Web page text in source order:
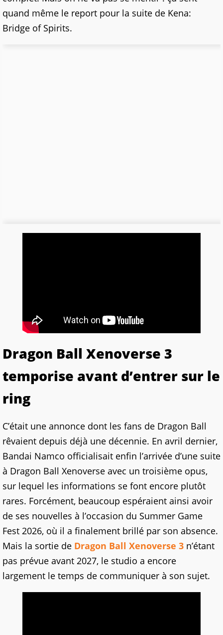
quand même le report pour la suite de Kena:
Bridge of Spirits.
Dragon Ball Xenoverse 3
temporise avant d’entrer sur le
ring
C’était une annonce dont les fans de Dragon Ball
rêvaient depuis déjà une décennie. En avril dernier,
Bandai Namco officialisait enfin l’arrivée d’une suite
à Dragon Ball Xenoverse avec un troisième opus,
sur lequel les informations se font encore plutôt
rares. Forcément, beaucoup espéraient ainsi avoir
de ses nouvelles à l’occasion du Summer Game
Fest 2026, où il a finalement brillé par son absence.
Mais la sortie de Dragon Ball Xenoverse 3 n’étant
pas prévue avant 2027, le studio a encore
largement le temps de communiquer à son sujet.